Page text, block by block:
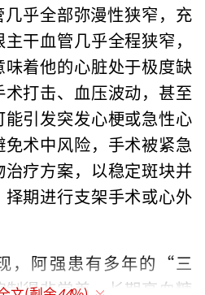
乎全部弥漫性狭窄，充
干血管几乎全程狭窄，
着他的心脏处于极度缺
打击、血压波动，甚至
引发突发心梗或急性心
术中风险，手术被紧急
疗方案，以稳定斑块并
期进行支架手术或心外
，阿强患有多年的“三
得非常差。长期高血糖